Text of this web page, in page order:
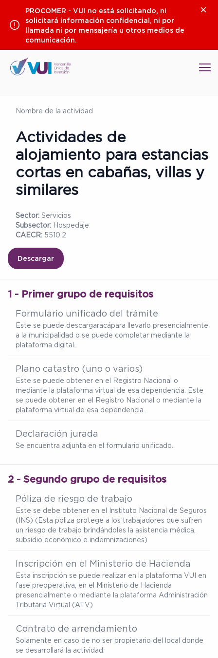
contenido
PROCOMER - VUI no está solicitando, ni
solicitará información confidencial, ni por
llamada ni por mensajería u otros medios de
comunicación.
Nombre de la actividad
Actividades de
alojamiento para estancias
cortas en cabañas, villas y
similares
Sector: Servicios
Subsector: Hospedaje
CAECR: 5510.2
Descargar
1 - Primer grupo de requisitos
Formulario unificado del trámite
Este se puede descargaracápara llevarlo presencialmente
a la municipalidad o se puede completar mediante la
plataforma digital.
Plano catastro (uno o varios)
Este se puede obtener en el Registro Nacional o
mediante la plataforma virtual de esa dependencia. Este
se puede obtener en el Registro Nacional o mediante la
plataforma virtual de esa dependencia.
Declaración jurada
Se encuentra adjunta en el formulario unificado.
2 - Segundo grupo de requisitos
Póliza de riesgo de trabajo
Este se debe obtener en el Instituto Nacional de Seguros
(INS) (Esta póliza protege a los trabajadores que sufren
un riesgo de trabajo brindándoles la asistencia médica,
subsidio económico e indemnizaciones)
Inscripción en el Ministerio de Hacienda
Esta inscripción se puede realizar en la plataforma VUI en
fase preoperativa, en el Ministerio de Hacienda
presencialmente o mediante la plataforma Administración
Tributaria Virtual (ATV)
Contrato de arrendamiento
Solamente en caso de no ser propietario del local donde
se desarrollará la actividad.